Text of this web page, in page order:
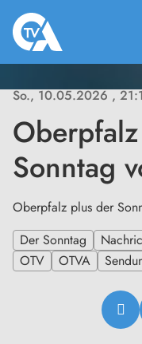
So., 10.05.2026,
Sonntag
Oberpfalz plus der
Der Sonntag
OTV
OTVA